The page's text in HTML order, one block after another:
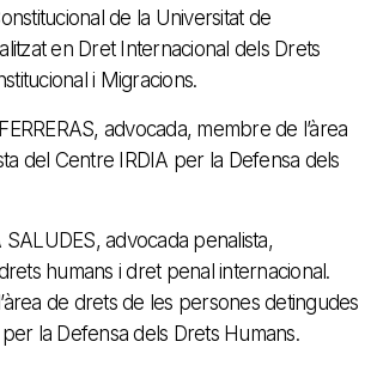
de la Universitat de
en Dret Internacional dels Drets
i Migracions.
advocada, membre de l’àrea
del Centre IRDIA per la Defensa dels
advocada penalista,
humans i dret penal internacional.
de drets de les persones detingudes
la Defensa dels Drets Humans.